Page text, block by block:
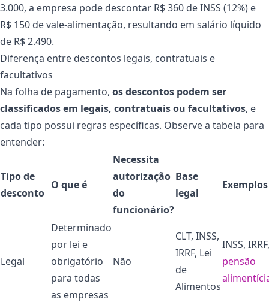
3.000, a empresa pode descontar R$ 360 de INSS (12%) e
R$ 150 de vale-alimentação, resultando em salário líquido
de R$ 2.490.
Diferença entre descontos legais, contratuais e
facultativos
Na folha de pagamento, os descontos podem ser
classificados em legais, contratuais ou facultativos, e
cada tipo possui regras específicas. Observe a tabela para
entender:
Tipo de
desconto
O que é
Necessita
autorização
do
funcionário?
Base
legal
Exemplos
Legal
Determinado
por lei e
obrigatório
para todas
as empresas
Não
CLT, INSS,
IRRF, Lei
de
Alimentos
INSS, IRRF,
pensão